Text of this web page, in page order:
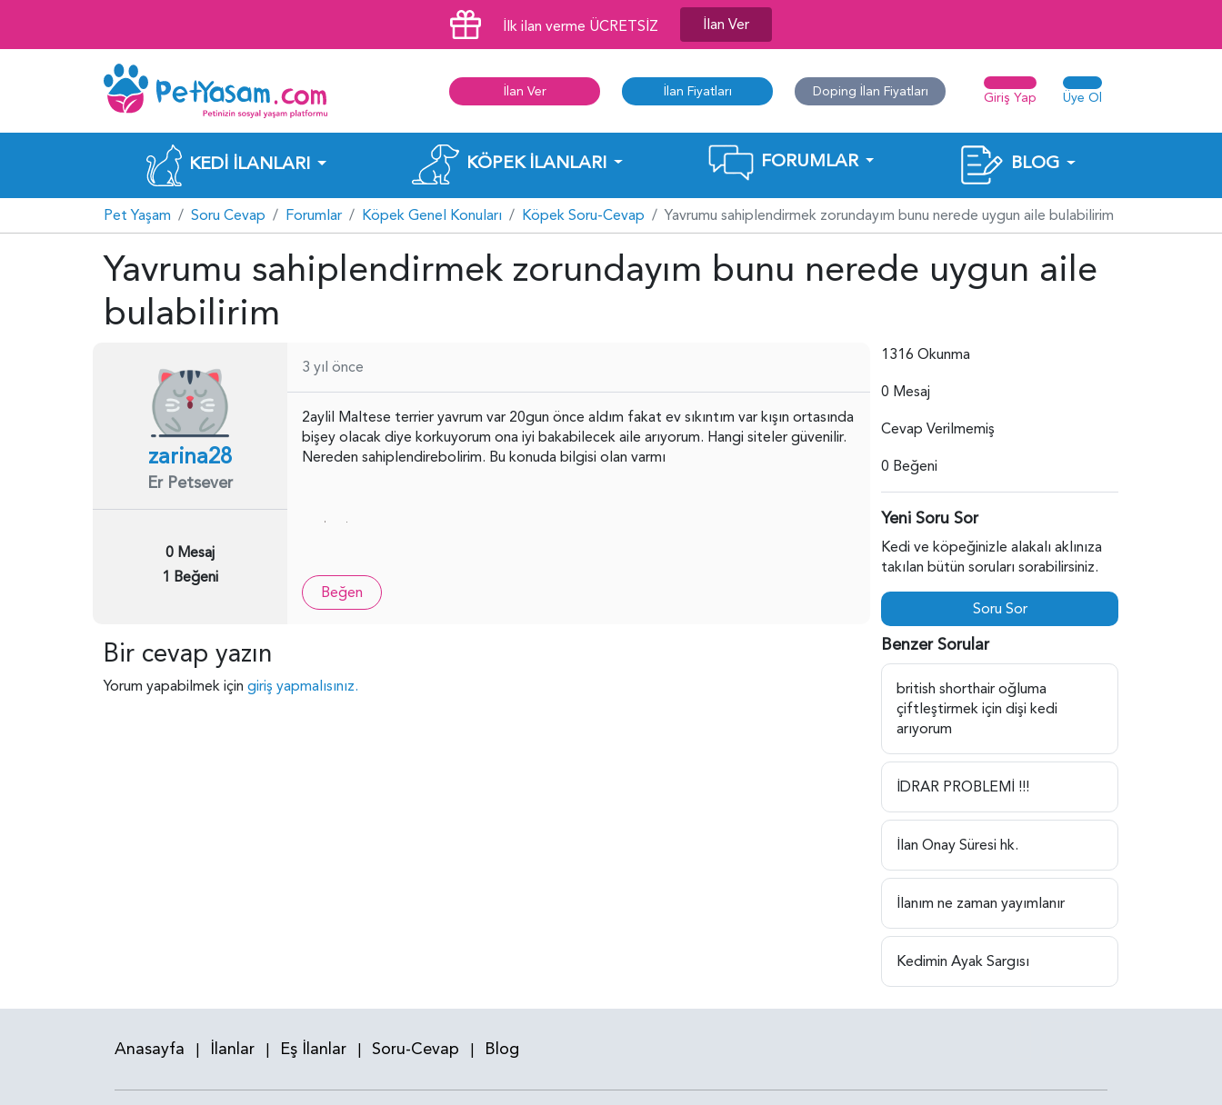
İlk ilan verme ÜCRETSİZ İlan Ver
İlan Ver İlan Fiyatları Doping İlan Fiyatları Giriş Yap Üye Ol
KEDI İLANLARI KÖPEK İLANLARI FORUMLAR BLOG
Pet Yaşam Soru Cevap Forumlar Köpek Genel Konuları Köpek Soru-Cevap Yavrumu sahiplendirmek zorundayım bunu nerede uygun aile bulabilirim
Yavrumu sahiplendirmek zorundayım bunu nerede uygun aile
bulabilirim
zarina28
Er Petsever
0 Mesaj
1 Beğeni
3 yıl önce
2aylil Maltese terrier yavrum var 20gun önce aldım fakat ev sıkıntım var kışın ortasında
bişey olacak diye korkuyorum ona iyi bakabilecek aile arıyorum. Hangi siteler güvenilir.
Nereden sahiplendirebolirim. Bu konuda bilgisi olan varmı
Beğen
Bir cevap yazın
Yorum yapabilmek için giriş yapmalısınız.
1316 Okunma
0 Mesaj
Cevap Verilmemiş
0 Beğeni
Yeni Soru Sor
Kedi ve köpeğinizle alakalı aklınıza
takılan bütün soruları sorabilirsiniz.
Soru Sor
Benzer Sorular
british shorthair oğluma
çiftleştirmek için dişi kedi
arıyorum
İDRAR PROBLEMİ !!!
İlan Onay Süresi hk.
İlanım ne zaman yayımlanır
Kedimin Ayak Sargısı
Anasayfa | İlanlar | Eş İlanlar | Soru-Cevap | Blog